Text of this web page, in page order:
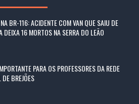
BR-116: ACIDENTE COM VAN QUE SAIU DE
DEIXA 16 MORTOS NA SERRA DO LEÃO
PARA OS PROFESSORES DA REDE
BREJÕES